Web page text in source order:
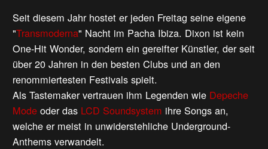
Seit diesem Jahr hostet er jeden Freitag seine eigene
"Transmoderna" Nacht im Pacha Ibiza. Dixon ist kein
One-Hit Wonder, sondern ein gereifter Künstler, der seit
über 20 Jahren in den besten Clubs und an den
renommiertesten Festivals spielt.
Als Tastemaker vertrauen ihm Legenden wie Depeche
Mode oder das LCD Soundsystem ihre Songs an,
welche er meist in unwiderstehliche Underground-
Anthems verwandelt.